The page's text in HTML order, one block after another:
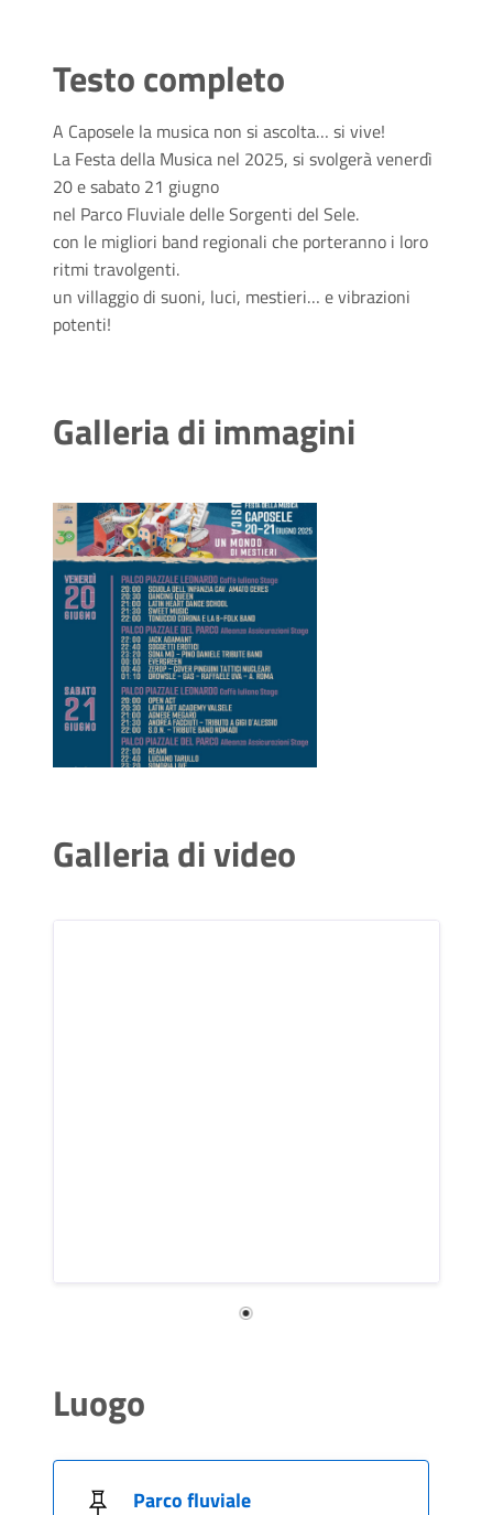
Testo completo
A Caposele la musica non si ascolta… si vive!
La Festa della Musica nel 2025, si svolgerà venerdì
20 e sabato 21 giugno
nel Parco Fluviale delle Sorgenti del Sele.
con le migliori band regionali che porteranno i loro
ritmi travolgenti.
un villaggio di suoni, luci, mestieri… e vibrazioni
potenti!
Galleria di immagini
Galleria di video
Luogo
Parco fluviale